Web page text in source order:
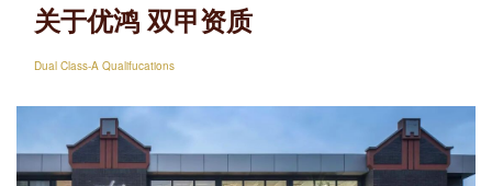
关于优鸿 双甲资质
Dual Class-A Qualifucations